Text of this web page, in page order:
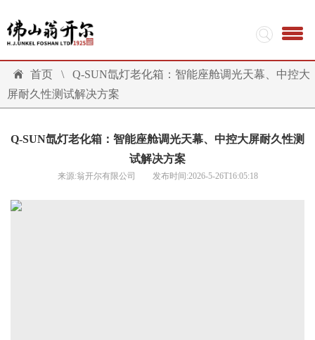
首页 \
Q-SUN氙灯老化箱：智能座舱调光天幕、中控大
屏耐久性测试解决方案
Q-SUN氙灯老化箱：智能座舱调光天幕、中控大屏耐久性测
试解决方案
来源:翁开尔有限公司 发布时间:2026-5-26T16:05:18